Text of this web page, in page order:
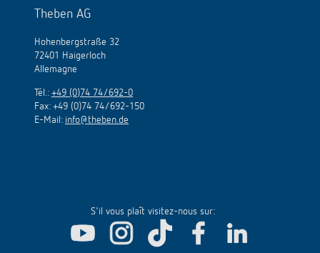
Theben AG
Hohenbergstraße 32
72401 Haigerloch
Allemagne
Tél.: +49 (0)74 74/692-0
Fax: +49 (0)74 74/692-150
E-Mail: info@theben.de
S'il vous plaît visitez-nous sur: